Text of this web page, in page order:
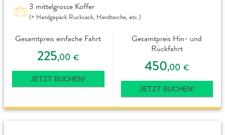
3 mittelgrosse Koffer
(+ Handgepäck Rucksack, Handtasche, etc.)
Gesamtpreis einfache Fahrt
225,00 €
JETZT BUCHEN!
Gesamtpreis Hin- und
Rückfahrt
450,00 €
JETZT BUCHEN!